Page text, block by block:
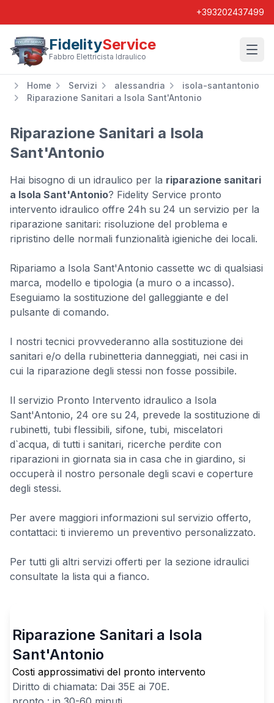
+393202437499
FidelityService
Fabbro Elettricista Idraulico
Home Servizi alessandria
isola-santantonio
Riparazione Sanitari a Isola Sant'Antonio
Riparazione Sanitari a Isola
Sant'Antonio
Hai bisogno di un idraulico per la riparazione sanitari
a Isola Sant'Antonio? Fidelity Service pronto
intervento idraulico offre 24h su 24 un servizio per la
riparazione sanitari: risoluzione del problema e
ripristino delle normali funzionalità igieniche dei locali.
Ripariamo a Isola Sant'Antonio cassette wc di qualsiasi
marca, modello e tipologia (a muro o a incasso).
Eseguiamo la sostituzione del galleggiante e del
pulsante di comando.
I nostri tecnici provvederanno alla sostituzione dei
sanitari e/o della rubinetteria danneggiati, nei casi in
cui la riparazione degli stessi non fosse possibile.
Il servizio Pronto Intervento idraulico a Isola
Sant'Antonio, 24 ore su 24, prevede la sostituzione di
rubinetti, tubi flessibili, sifone, tubi, miscelatori
d`acqua, di tutti i sanitari, ricerche perdite con
riparazioni in giornata sia in casa che in giardino, si
occuperà il nostro personale degli scavi e coperture
degli stessi.
Per avere maggiori informazioni sul servizio offerto,
contattaci: ti invieremo un preventivo personalizzato.
Per tutti gli altri servizi offerti per la sezione idraulici
consultate la lista qui a fianco.
Riparazione Sanitari a Isola
Sant'Antonio
Costi approssimativi del pronto intervento
Diritto di chiamata: Dai 35E ai 70E.